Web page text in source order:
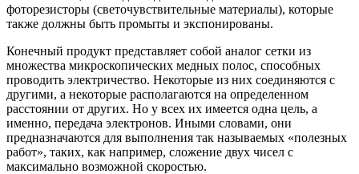
фоторезисторы (светочувствительные материалы), которые
также должны быть промыты и экспонированы.
Конечный продукт представляет собой аналог сетки из
множества микроскопических медных полос, способных
проводить электричество. Некоторые из них соединяются с
другими, а некоторые располагаются на определенном
расстоянии от других. Но у всех их имеется одна цель, а
именно, передача электронов. Иными словами, они
предназначаются для выполнения так называемых «полезных
работ», таких, как например, сложение двух чисел с
максимально возможной скоростью.